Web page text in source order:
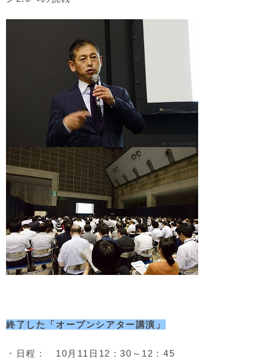
終了した「オープンシアター講演」
・日程： 10月11日12：30～12：45